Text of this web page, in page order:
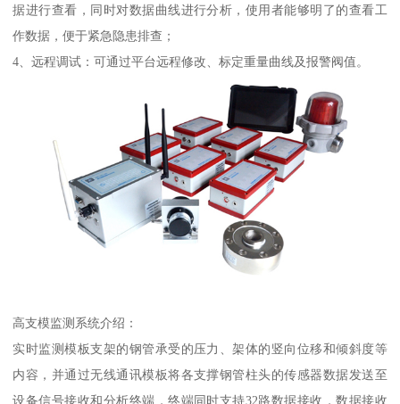
据进行查看，同时对数据曲线进行分析，使用者能够明了的查看工
作数据，便于紧急隐患排查；
4、远程调试：可通过平台远程修改、标定重量曲线及报警阀值。
高支模监测系统介绍：
实时监测模板支架的钢管承受的压力、架体的竖向位移和倾斜度等
内容，并通过无线通讯模板将各支撑钢管柱头的传感器数据发送至
设备信号接收和分析终端，终端同时支持32路数据接收，数据接收